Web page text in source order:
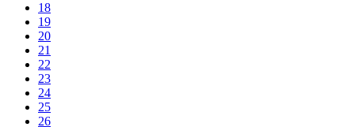
18
19
20
21
22
23
24
25
26